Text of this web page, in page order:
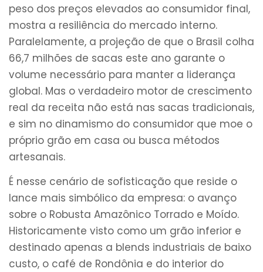
peso dos preços elevados ao consumidor final,
mostra a resiliência do mercado interno.
Paralelamente, a projeção de que o Brasil colha
66,7 milhões de sacas este ano garante o
volume necessário para manter a liderança
global. Mas o verdadeiro motor de crescimento
real da receita não está nas sacas tradicionais,
e sim no dinamismo do consumidor que moe o
próprio grão em casa ou busca métodos
artesanais.
É nesse cenário de sofisticação que reside o
lance mais simbólico da empresa: o avanço
sobre o Robusta Amazônico Torrado e Moído.
Historicamente visto como um grão inferior e
destinado apenas a blends industriais de baixo
custo, o café de Rondônia e do interior do